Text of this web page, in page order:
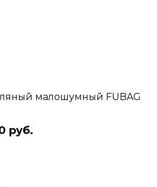
малошумный FUBAG
руб.